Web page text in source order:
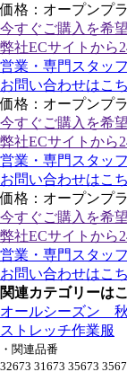
価格：オープンプ
今すぐご購入 を希
弊社ECサイトから
営業・専門スタッ
お問い合わせはこ
価格：オープンプ
今すぐご購入 を希
弊社ECサイトから
営業・専門スタッ
お問い合わせはこ
価格：オープンプ
今すぐご購入 を希
弊社ECサイトから
営業・専門スタッ
お問い合わせはこ
関連カテゴリーは
オールシーズン
ストレッチ作業服
・関連品番
32673 31673 35673